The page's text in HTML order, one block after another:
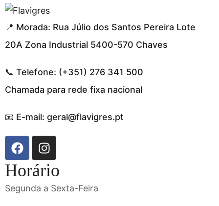
resmi adresi
📍 Morada: Rua Júlio dos Santos Pereira Lote
20A Zona Industrial 5400-570 Chaves
📞 Telefone: (+351) 276 341 500
Chamada para rede fixa nacional
📧 E-mail: geral@flavigres.pt
Horário
Segunda a Sexta-Feira